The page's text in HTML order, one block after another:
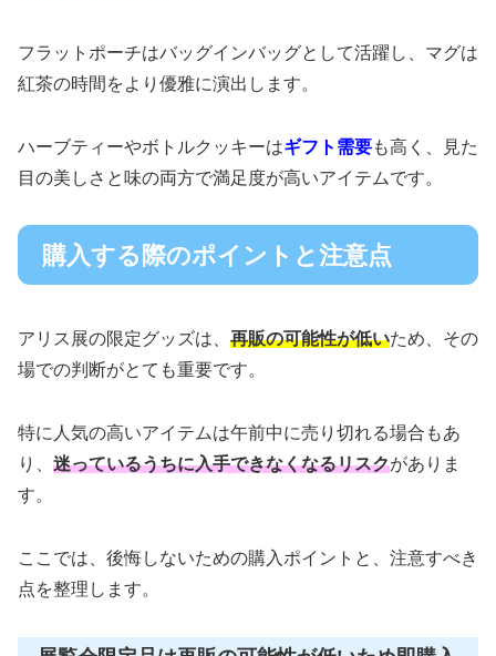
フラットポーチはバッグインバッグとして活躍し、マグは
紅茶の時間をより優雅に演出します。
ハーブティーやボトルクッキーはギフト需要も高く、見た
目の美しさと味の両方で満足度が高いアイテムです。
購入する際のポイントと注意点
アリス展の限定グッズは、 再販の可能性が低いため、その
場での判断がとても重要です。
特に人気の高いアイテムは午前中に売り切れる場合もあ
り、 迷っているうちに入手できなくなるリスクがありま
す。
ここでは、後悔しないための購入ポイントと、注意すべき
点を整理します。